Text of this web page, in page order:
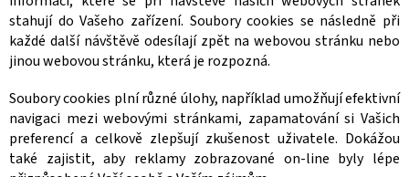
stahují do Vašeho zařízení. Soubory cookies se následně při
každé další návštěvě odesílají zpět na webovou stránku nebo
jinou webovou stránku, která je rozpozná.
Soubory cookies plní různé úlohy, například umožňují efektivní
navigaci mezi webovými stránkami, zapamatování si Vašich
preferencí a celkově zlepšují zkušenost uživatele. Dokážou
také zajistit, aby reklamy zobrazované on-line byly lépe